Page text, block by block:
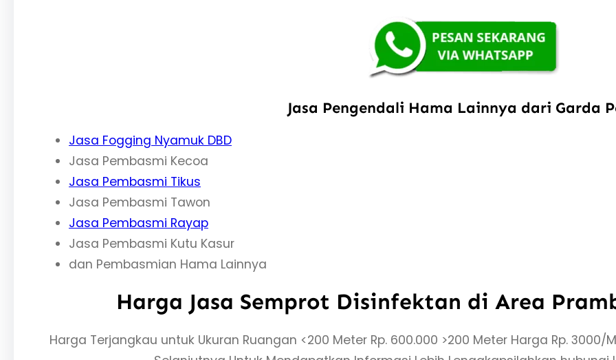
Jasa Pengendali Hama Lainnya dari Garda
Jasa Fogging Nyamuk DBD
Jasa Pembasmi Kecoa
Jasa Pembasmi Tikus
Jasa Pembasmi Tawon
Jasa Pembasmi Rayap
Jasa Pembasmi Kutu Kasur
dan Pembasmian Hama Lainnya
Harga Jasa Semprot Disinfektan di Area
Harga Terjangkau untuk Ukuran Ruangan <200 Meter Rp. 600.000 >200 Meter Harga Rp.